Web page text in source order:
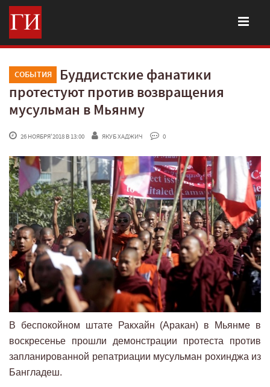
СОБЫТИЯ
Буддистские фанатики
протестуют против возвращения
мусульман в Мьянму
26 НОЯБРЯ'2018 В 13:00 ЯКУБ ХАДЖИЧ 0
В беспокойном штате Ракхайн (Аракан) в Мьянме в
воскресенье прошли демонстрации протеста против
запланированной репатриации мусульман рохинджа из
Бангладеш.